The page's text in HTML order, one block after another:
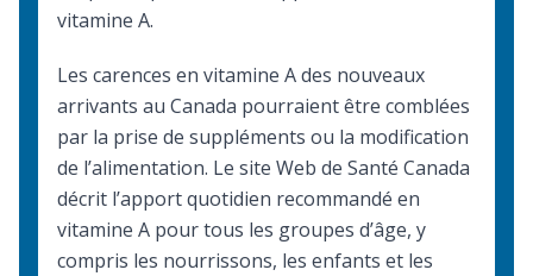
vitamine A.
Les carences en vitamine A des nouveaux
arrivants au Canada pourraient être comblées
par la prise de suppléments ou la modification
de l’alimentation. Le site Web de Santé Canada
décrit l’apport quotidien recommandé en
vitamine A pour tous les groupes d’âge, y
compris les nourrissons, les enfants et les